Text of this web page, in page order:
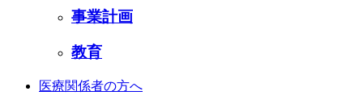
事業計画
教育
医療関係者の方へ